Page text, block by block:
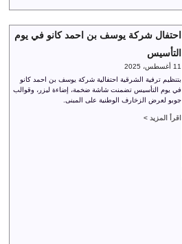
احتفال شركة يوسف بن احمد كانو في يوم
التأسيس
11 أغسطس، 2025
بتنظيم ترفية الشرقية احتفالية شركة يوسف بن احمد كانو
في يوم التأسيس تضمنت شاشة ضخمة، إضاءة ليزر، وقوالب
جوبو لعرض الزخارف الوطنية على المبنى.
اقرأ المزيد >